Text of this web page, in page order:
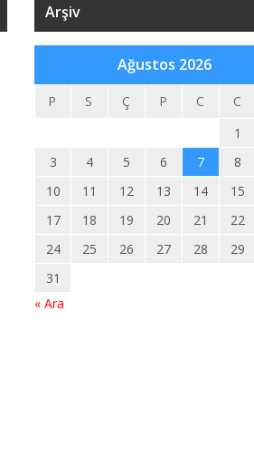
Arşiv
Ağustos 2026
P S Ç P C C
1
3
4 5 6 7 8
10
11 12 13 14 15
17
18 19 20 21 22
24
25 26 27 28 29
31
« Ara